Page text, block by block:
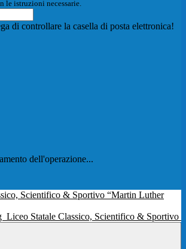
le istruzioni necessarie.
di controllare la casella di posta elettronica!
dell'operazione...
Liceo Statale Classico, Scientifico & Sportivo